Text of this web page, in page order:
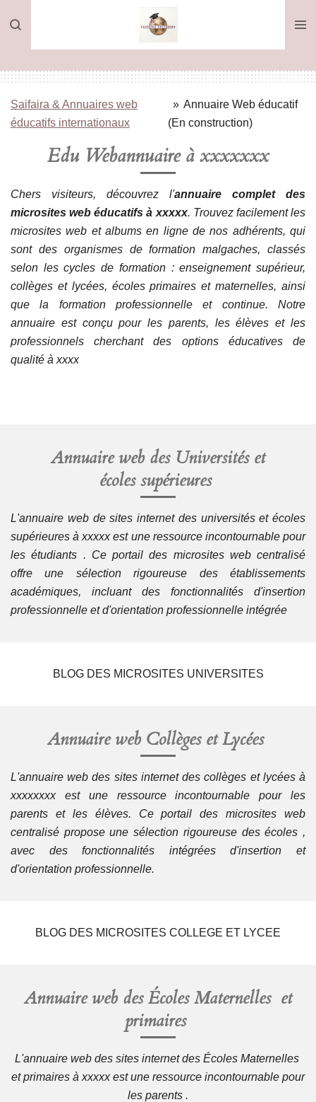
au
contenu
principal
Saifaira & Annuaires web
éducatifs internationaux
» Annuaire Web éducatif
(En construction)
Edu Webannuaire à xxxxxxx
Chers visiteurs, découvrez l'annuaire complet des
microsites web éducatifs à xxxxx. Trouvez facilement les
microsites web et albums en ligne de nos adhérents, qui
sont des organismes de formation malgaches, classés
selon les cycles de formation : enseignement supérieur,
collèges et lycées, écoles primaires et maternelles, ainsi
que la formation professionnelle et continue. Notre
annuaire est conçu pour les parents, les élèves et les
professionnels cherchant des options éducatives de
qualité à xxxx
Annuaire web des Universités et
écoles supérieures
L'annuaire web de sites internet des universités et écoles
supérieures à xxxxx est une ressource incontournable pour
les étudiants . Ce portail des microsites web centralisé
offre une sélection rigoureuse des établissements
académiques, incluant des fonctionnalités d'insertion
professionnelle et d'orientation professionnelle intégrée
BLOG DES MICROSITES UNIVERSITES
Annuaire web Collèges et Lycées
L'annuaire web des sites internet des collèges et lycées à
xxxxxxxx est une ressource incontournable pour les
parents et les élèves. Ce portail des microsites web
centralisé propose une sélection rigoureuse des écoles ,
avec des fonctionnalités intégrées d'insertion et
d'orientation professionnelle.
BLOG DES MICROSITES COLLEGE ET LYCEE
Annuaire web desÉcoles Maternelles et
primaires
L'annuaire web des sites internet des Écoles Maternelles
et primaires à xxxxx est une ressource incontournable pour
les parents .